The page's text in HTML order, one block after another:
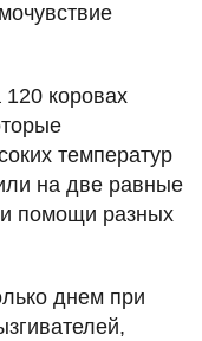
коровах
температур
на две равные
помощи разных
днем при